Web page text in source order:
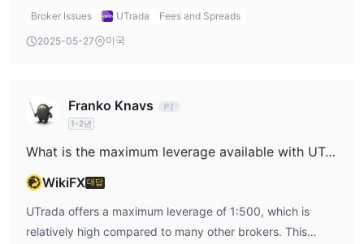
cannot accurately assess the cost of withdrawing my
profits, so it’s important for me to understand them before
how much I would actually receive after a withdrawal. I
prefer brokers that are upfront about their withdrawal
fees, so I can plan my financial management accordingly.
Broker Issues UTrada Fees and Spreads
2025-05-27 미국
Franko Knavs
1-2년
What is the maximum leverage available with UTrada?
WikiFX대답
UTrada offers a maximum leverage of 1:500, which is
relatively high compared to many other brokers. This